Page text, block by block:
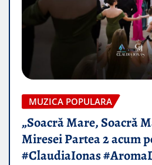
MUZICA POPULARA
„Soacră Mare, Soacră
Miresei Partea 2 acum
#ClaudiaIonas